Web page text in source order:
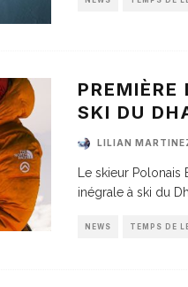
SKI DU
LILIAN
Le skieur
inégrale à ski du
NEWS TEMPS DE